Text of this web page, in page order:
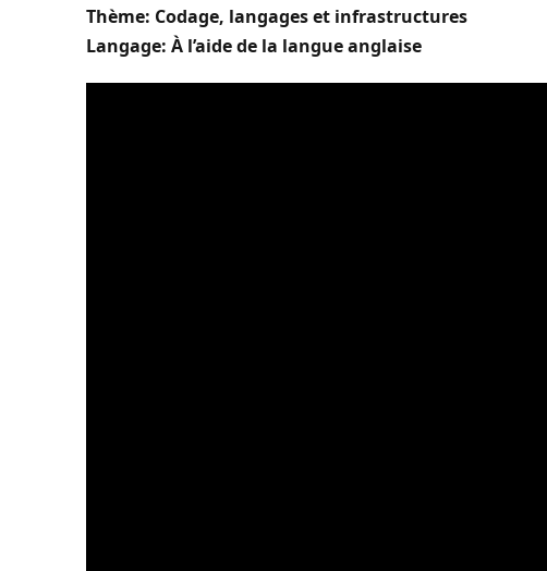
Thème: Codage, langages et infrastructures
Langage: À l’aide de la langue anglaise